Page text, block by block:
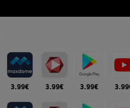
3.99€ 3.99€ 3.99€